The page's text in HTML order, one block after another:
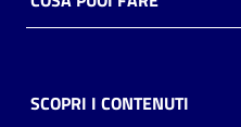
Piani
SCOPRI I CONTENUTI